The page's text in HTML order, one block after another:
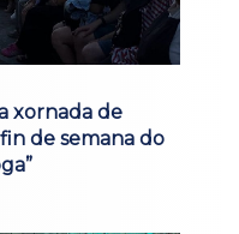
xornada de
de semana do